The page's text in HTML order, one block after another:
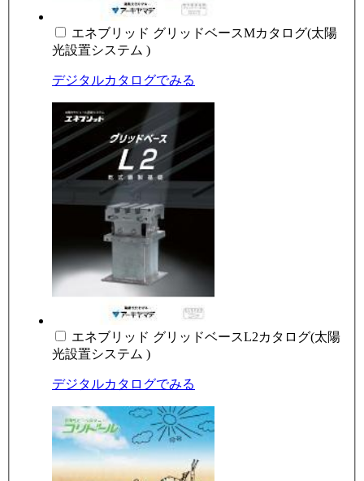
エネブリッド グリッドベースMカタログ(太陽
光設置システム )
デジタルカタログでみる
エネブリッド グリッドベースL2カタログ(太陽
光設置システム )
デジタルカタログでみる